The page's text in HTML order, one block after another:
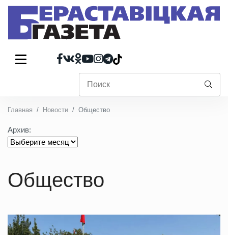
Главная Новости Общество
Архив:
Общество